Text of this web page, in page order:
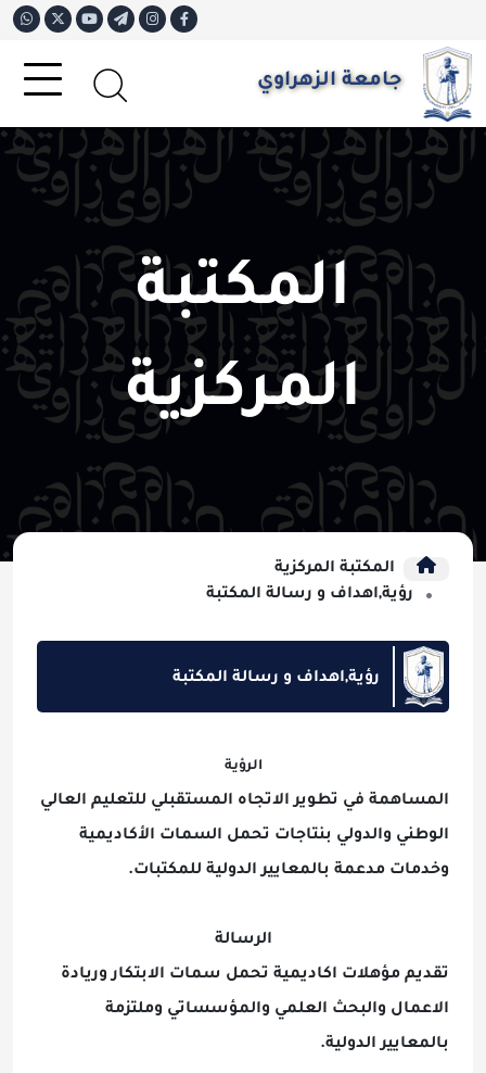
جامعة الزهراوي
المكتبة
المركزية
المكتبة المركزية
رؤية,اهداف و رسالة المكتبة
رؤية,اهداف و رسالة المكتبة
الرؤية
المساهمة في تطوير الاتجاه المستقبلي للتعليم العالي
الوطني والدولي بنتاجات تحمل السمات الأكاديمية
وخدمات مدعمة بالمعايير الدولية للمكتبات.
الرسالة
تقديم مؤهلات اكاديمية تحمل سمات الابتكار وريادة
الاعمال والبحث العلمي والمؤسساتي وملتزمة
بالمعايير الدولية.